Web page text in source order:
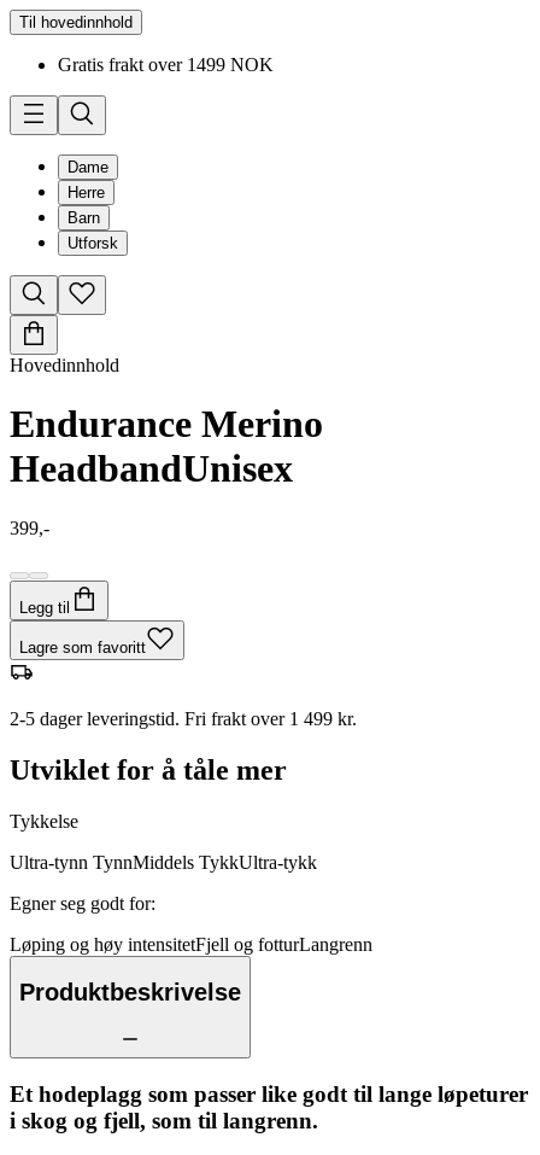
Til hovedinnhold
Gratis frakt over 1499 NOK
Dame
Herre
Barn
Utforsk
Hovedinnhold
Endurance Merino
HeadbandUnisex
399,-
Legg til
Lagre som favoritt
2-5 dager leveringstid. Fri frakt over 1 499 kr.
Utviklet for å tåle mer
Tykkelse
Ultra-tynn TynnMiddels TykkUltra-tykk
Egner seg godt for:
Løping og høy intensitetFjell og fotturLangrenn
Produktbeskrivelse
Et hodeplagg som passer like godt til lange løpeturer
i skog og fjell, som til langrenn.